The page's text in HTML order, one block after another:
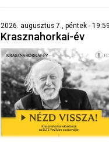
2026. augusztus 7., péntek -
Krasznahorkai-év